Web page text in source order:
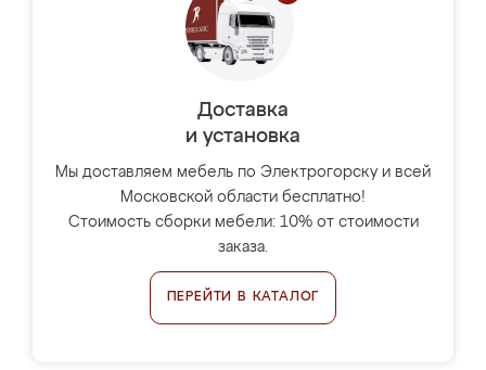
Доставка
и установка
Мы доставляем мебель по Электрогорску и всей
Московской области бесплатно!
Стоимость сборки мебели: 10% от стоимости
заказа.
ПЕРЕЙТИ В КАТАЛОГ